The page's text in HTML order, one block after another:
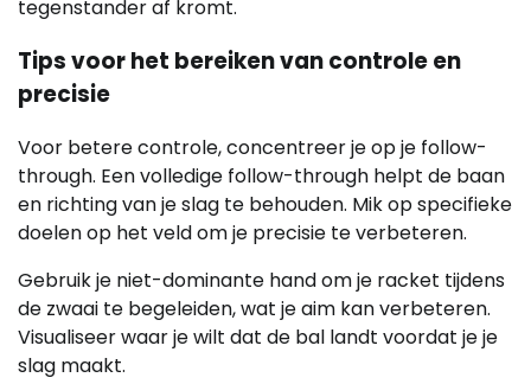
tegenstander af kromt.
Tips voor het bereiken van controle en
precisie
Voor betere controle, concentreer je op je follow-
through. Een volledige follow-through helpt de baan
en richting van je slag te behouden. Mik op specifieke
doelen op het veld om je precisie te verbeteren.
Gebruik je niet-dominante hand om je racket tijdens
de zwaai te begeleiden, wat je aim kan verbeteren.
Visualiseer waar je wilt dat de bal landt voordat je je
slag maakt.